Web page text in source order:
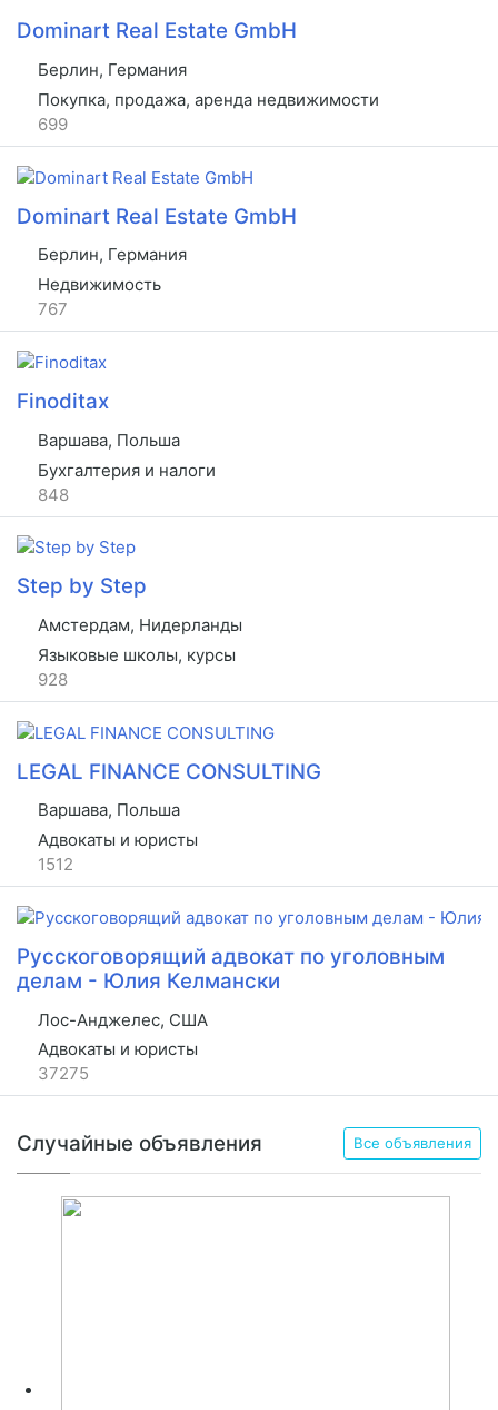
Dominart Real Estate GmbH
Берлин, Германия
Покупка, продажа, аренда недвижимости
699
Dominart Real Estate GmbH
Берлин, Германия
Недвижимость
767
Finoditax
Варшава, Польша
Бухгалтерия и налоги
848
Step by Step
Амстердам, Нидерланды
Языковые школы, курсы
928
LEGAL FINANCE CONSULTING
Варшава, Польша
Адвокаты и юристы
1512
Русскоговорящий адвокат по уголовным
делам - Юлия Келмански
Лос-Анджелес, США
Адвокаты и юристы
37275
Случайные объявления Все объявления